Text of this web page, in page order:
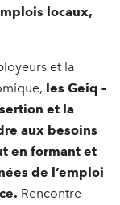
locaux,
et la
les Geiq –
et la
aux besoins
en formant et
de l’emploi
Rencontre